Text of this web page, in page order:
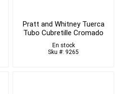
Pratt and Whitney Tuerca
Tubo Cubretille Cromado
En stock
Sku #: 9265